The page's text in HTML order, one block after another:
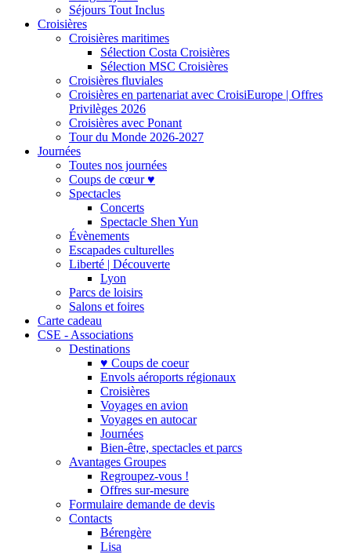
Séjours Tout Inclus
Croisières
Croisières maritimes
Sélection Costa Croisières
Sélection MSC Croisières
Croisières fluviales
Croisières en partenariat avec CroisiEurope | Offres
Privilèges 2026
Croisières avec Ponant
Tour du Monde 2026-2027
Journées
Toutes nos journées
Coups de cœur ♥
Spectacles
Concerts
Spectacle Shen Yun
Évènements
Escapades culturelles
Liberté | Découverte
Lyon
Parcs de loisirs
Salons et foires
Carte cadeau
CSE - Associations
Destinations
♥ Coups de coeur
Envols aéroports régionaux
Croisières
Voyages en avion
Voyages en autocar
Journées
Bien-être, spectacles et parcs
Avantages Groupes
Regroupez-vous !
Offres sur-mesure
Formulaire demande de devis
Contacts
Bérengère
Lisa